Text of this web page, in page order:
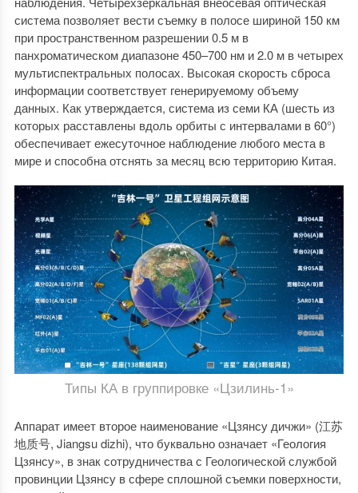
система позволяет вести съемку в полосе шириной 150 км
при пространственном разрешении 0.5 м в
панхроматическом диапазоне 450–700 нм и 2.0 м в четырех
мультиспектральных полосах. Высокая скорость сброса
информации соответствует генерируемому объему
данных. Как утверждается, система из семи КА (шесть из
которых расставлены вдоль орбиты с интервалами в 60°)
обеспечивает ежесуточное наблюдение любого места в
мире и способна отснять за месяц всю территорию Китая.
Типы КА в группировке «Цзилинь-1»
Аппарат имеет второе наименование «Цзянсу дичжи» (江苏
地质号, Jiangsu dizhi), что буквально означает «Геология
Цзянсу», в знак сотрудничества с Геологической службой
провинции Цзянсу в сфере сплошной съемки поверхности,